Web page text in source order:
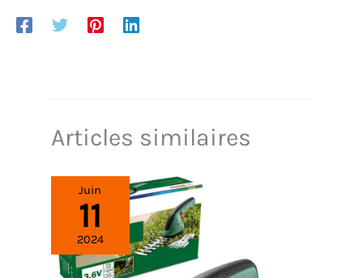
Articles similaires
Juin
11
2024